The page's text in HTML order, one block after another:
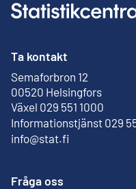
Ta kontakt
Semaforbron 12
00520 Helsingfors
Extern länk
Växel 029 551 1000
Informationstjänst 029
info@stat.fi
Fråga oss